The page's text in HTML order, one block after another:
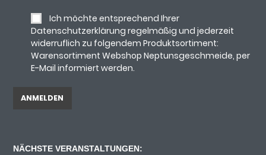
Ich möchte entsprechend Ihrer
Datenschutzerklärung regelmäßig und jederzeit
widerruflich zu folgendem Produktsortiment:
Warensortiment Webshop Neptunsgeschmeide, per
E-Mail informiert werden.
NÄCHSTE VERANSTALTUNGEN: